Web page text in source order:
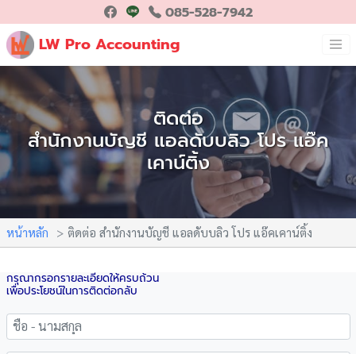
085-528-7942
LW Pro Accounting
ติดต่อ
สำนักงานบัญชี แอลดับบลิว โปร แอ๊ค
เคาน์ติ้ง
หน้าหลัก ติดต่อ สำนักงานบัญชี แอลดับบลิว โปร แอ๊คเคาน์ติ้ง
กรุณากรอกรายละเอียดให้ครบถ้วน
เพื่อประโยชน์ในการติดต่อกลับ